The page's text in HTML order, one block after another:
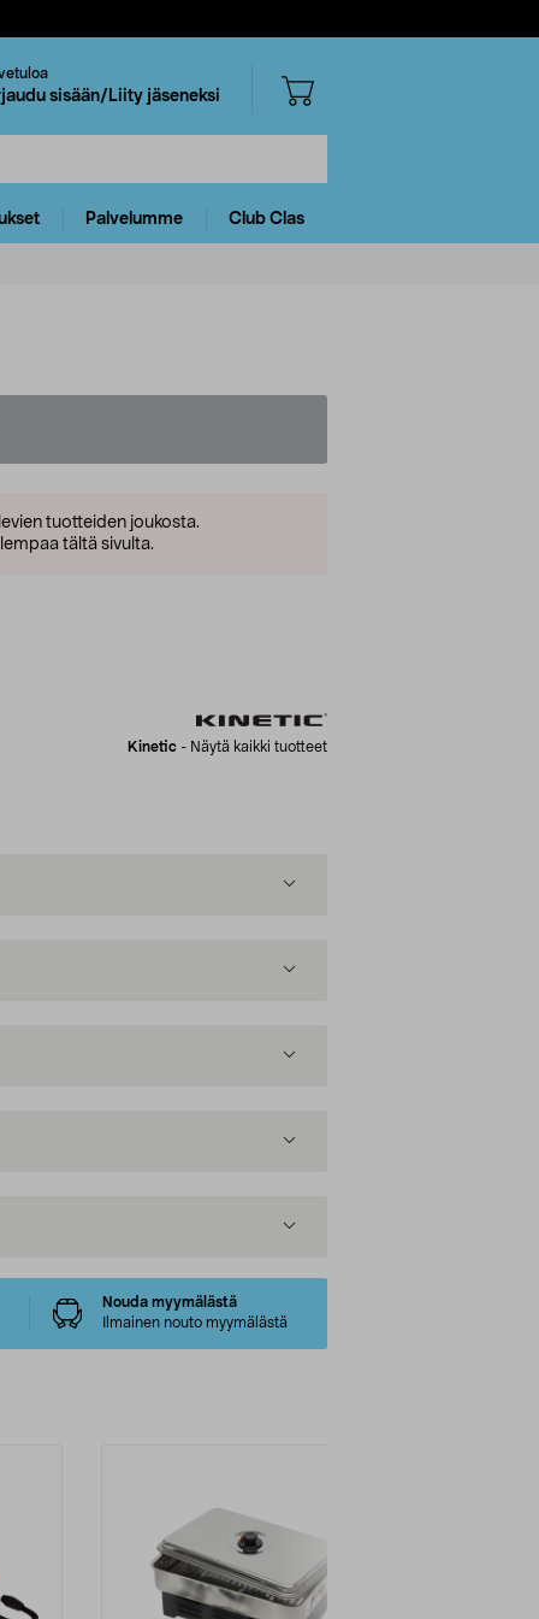
sisään/Liity jäseneksi
Palvelumme Club Clas
tuotteiden joukosta.
tältä sivulta.
Kinetic - Näytä kaikki tuotteet
Nouda myymälästä
Ilmainen nouto myymälästä